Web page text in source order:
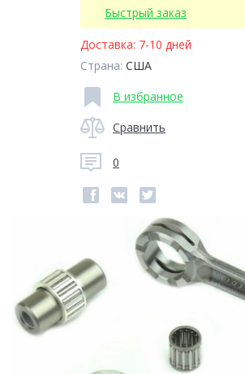
Быстрый заказ
Доставка: 7-10 дней
Страна: США
В избранное
Сравнить
0